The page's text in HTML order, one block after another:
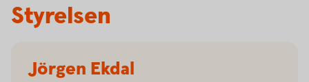
Styrelsen
Jörgen Ekdal